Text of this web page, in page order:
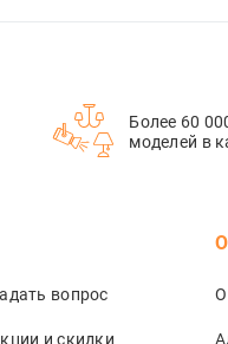
Более 60
моделей в
вопрос
и скидки
О